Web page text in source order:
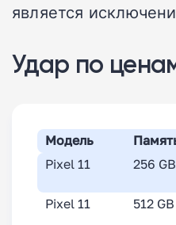
является
Удар по
Модель
Pixel 11
256 GB
Pixel 11
512 GB